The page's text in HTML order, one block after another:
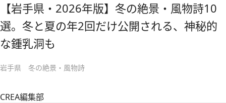
【岩手県・2026年版】冬の絶景・風物詩10
選。冬と夏の年2回だけ公開される、神秘的
な鍾乳洞も
岩手県 冬の絶景・風物詩
CREA編集部